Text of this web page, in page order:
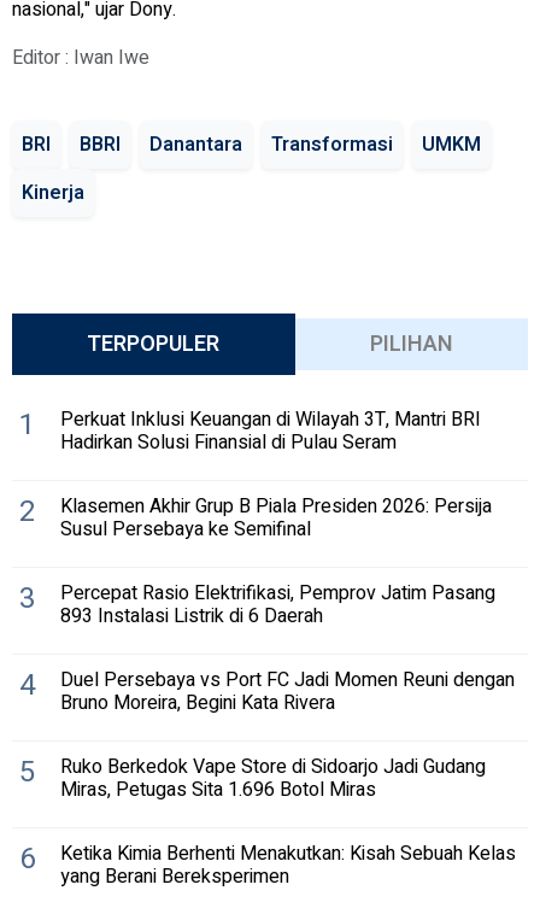
nasional," ujar Dony.
Editor : Iwan Iwe
BRI BBRI Danantara Transformasi
UMKM
Kinerja
TERPOPULER PILIHAN
1 Perkuat Inklusi Keuangan di Wilayah 3T, Mantri BRI
Hadirkan Solusi Finansial di Pulau Seram
2 Klasemen Akhir Grup B Piala Presiden 2026: Persija
Susul Persebaya ke Semifinal
3 Percepat Rasio Elektrifikasi, Pemprov Jatim Pasang
893 Instalasi Listrik di 6 Daerah
4 Duel Persebaya vs Port FC Jadi Momen Reuni dengan
Bruno Moreira, Begini Kata Rivera
5 Ruko Berkedok Vape Store di Sidoarjo Jadi Gudang
Miras, Petugas Sita 1.696 Botol Miras
6 Ketika Kimia Berhenti Menakutkan: Kisah Sebuah Kelas
yang Berani Bereksperimen